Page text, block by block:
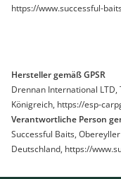
https://www.successful-
Hersteller gemäß GPSR
Drennan International LTD,
Königreich, https://esp-
Verantwortliche Person
Successful Baits,
Deutschland, https://